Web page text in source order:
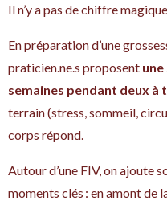
Il n’y a pas de chiffre
En préparation d’une
praticien.ne.s proposent
semaines pendant deux à
terrain (stress, sommeil,
corps répond.
Autour d’une FIV, on ajoute
moments clés : en amont de